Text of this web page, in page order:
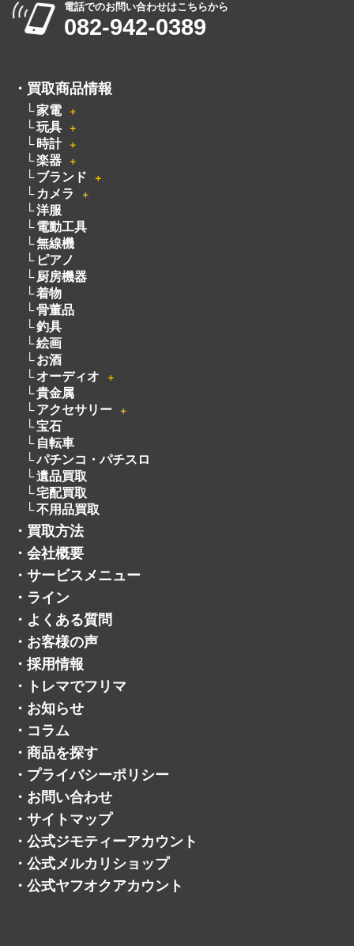
電話でのお問い合わせはこちらから
082-942-0389
・ 買取商品情報
家電 ＋
玩具 ＋
時計 ＋
楽器 ＋
ブランド ＋
カメラ ＋
洋服
電動工具
無線機
ピアノ
厨房機器
着物
骨董品
釣具
絵画
お酒
オーディオ
＋
貴金属
アクセサリー
＋
宝石
自転車
パチンコ・パチスロ
遺品買取
宅配買取
不用品買取
・ 買取方法
・ 会社概要
・ サービスメニュー
・ ライン
・ よくある質問
・ お客様の声
・ 採用情報
・
トレマでフリマ
・ お知らせ
・ コラム
・ 商品を探す
・ プライバシーポリシー
・ お問い合わせ
・ サイトマップ
・ 公式ジモティーアカウント
・ 公式メルカリショップ
・ 公式ヤフオクアカウント